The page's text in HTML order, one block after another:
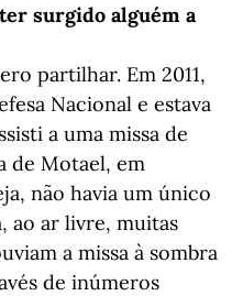
surgido alguém a
partilhar. Em 2011,
Nacional e estava
a uma missa de
de Motael, em
não havia um único
ao ar livre, muitas
a missa à sombra
de inúmeros